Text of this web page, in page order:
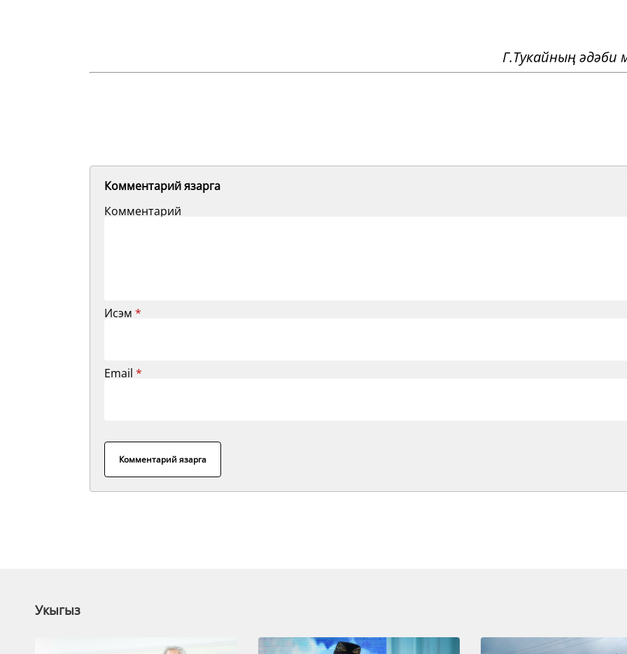
Г.Тукайның әдәби
Комментарий язарга
Комментарий
Исэм *
Email *
Комментарий язарга
Укыгыз